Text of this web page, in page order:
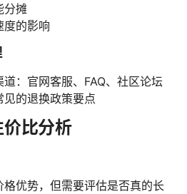
分摊
度的影响
：官网客服、FAQ、社区论坛
的退换政策要点
比分析
优势，但需要评估是否真的长